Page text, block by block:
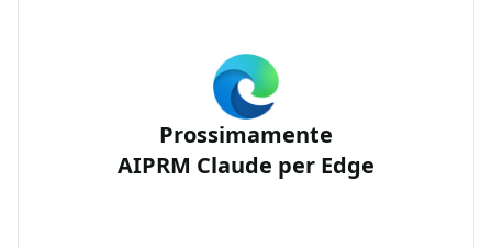
Prossimamente
AIPRM Claude per Edge